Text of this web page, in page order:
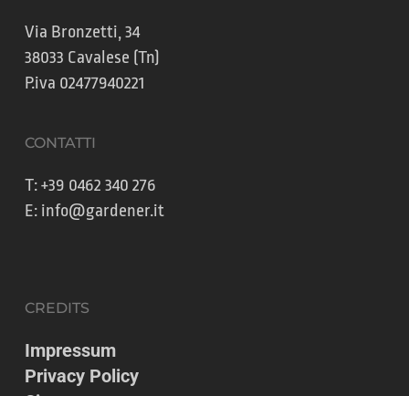
Via Bronzetti, 34
38033 Cavalese (Tn)
P.iva 02477940221
CONTATTI
T:+39 0462 340 276
E: info@gardener.it
CREDITS
Impressum
Privacy Policy